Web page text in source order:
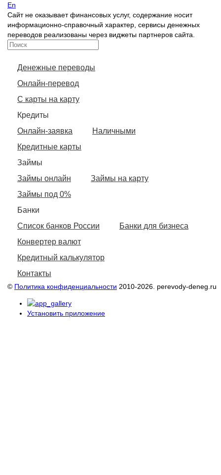
En
Сайт не оказывает финансовых услуг, содержание носит
информационно-справочный характер, сервисы денежных
переводов реализованы через виджеты партнеров сайта.
Денежные переводы
Онлайн-перевод
С карты на карту
Кредиты
Онлайн-заявка
Наличными
Кредитные карты
Займы
Займы онлайн
Займы на карту
Займы под 0%
Банки
Список банков России
Банки для бизнеса
Конвертер валют
Кредитный калькулятор
Контакты
© Политика конфиденциальности 2010-2026. perevody-deneg.ru
Установить приложение